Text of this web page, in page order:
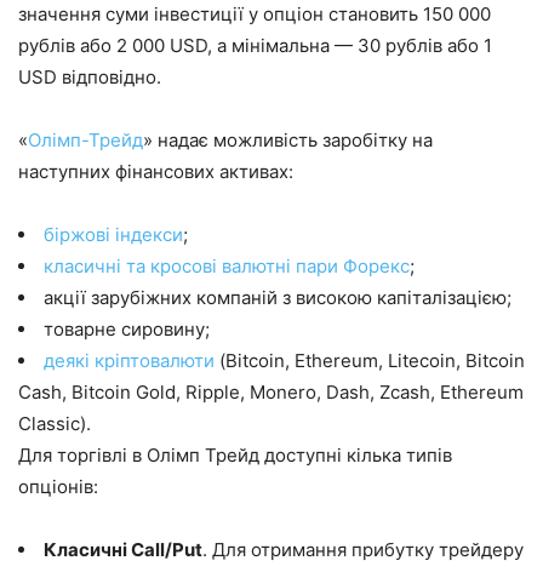
значення суми інвестиції у опціон становить 150 000
рублів або 2 000 USD, а мінімальна — 30 рублів або 1
USD відповідно.
«Олімп-Трейд» надає можливість заробітку на
наступних фінансових активах:
біржові індекси;
класичні та кросові валютні пари Форекс;
акції зарубіжних компаній з високою капіталізацією;
товарне сировину;
деякі кріптовалюти (Bitcoin, Ethereum, Litecoin, Bitcoin
Cash, Bitcoin Gold, Ripple, Monero, Dash, Zcash, Ethereum
Classic).
Для торгівлі в Олімп Трейд доступні кілька типів
опціонів:
Класичні Call/Put. Для отримання прибутку трейдеру